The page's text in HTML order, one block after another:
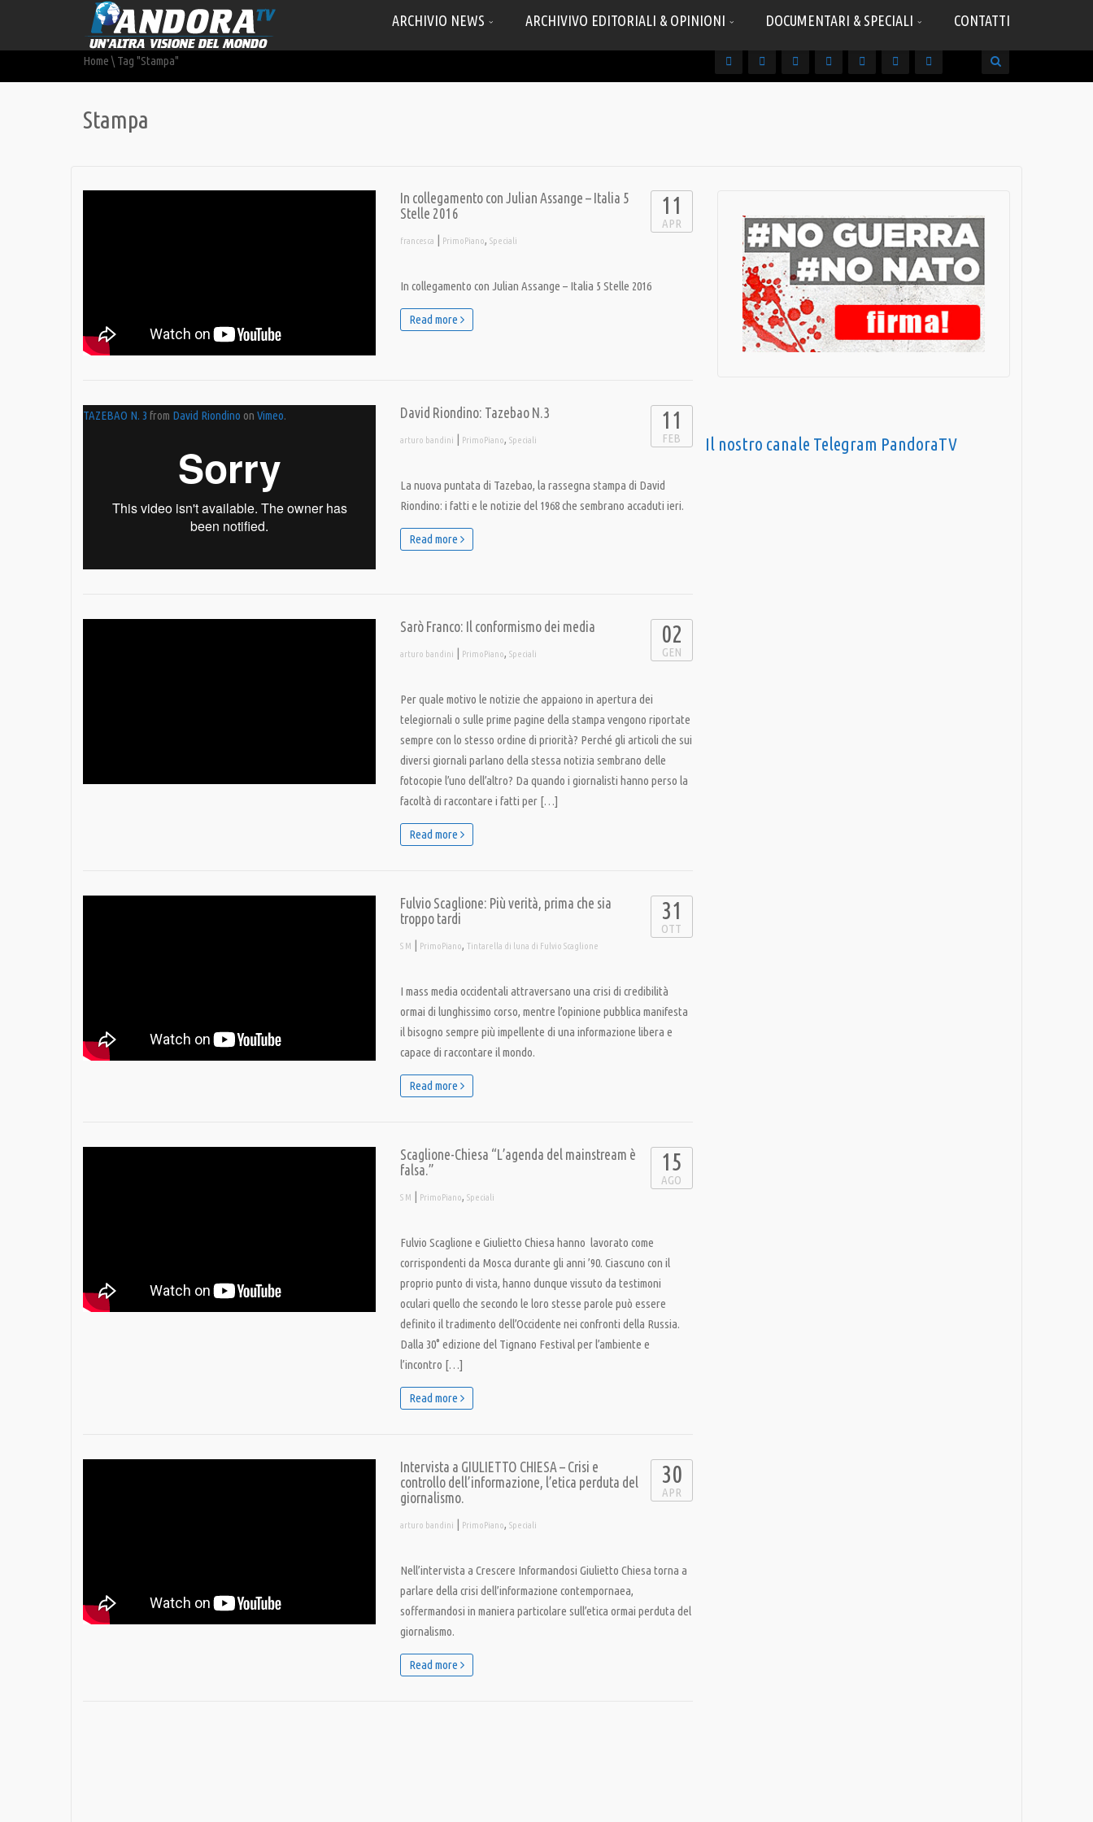
ARCHIVIO NEWS ARCHIVIVO EDITORIALI & OPINIONI DOCUMENTARI & SPECIALI CONTATTI
Home \ Tag "Stampa"
Stampa
In collegamento con Julian Assange – Italia 5
Stelle 2016
francesca | PrimoPiano, Speciali
11
APR
In collegamento con Julian Assange – Italia 5 Stelle 2016
Read more
TAZEBAO N. 3 from David Riondino on Vimeo. David Riondino: Tazebao N.3
arturo bandini | PrimoPiano, Speciali
11
FEB
La nuova puntata di Tazebao, la rassegna stampa di David
Riondino: i fatti e le notizie del 1968 che sembrano accaduti ieri.
Read more
Sarò Franco: Il conformismo dei media
arturo bandini | PrimoPiano, Speciali
02
GEN
Per quale motivo le notizie che appaiono in apertura dei
telegiornali o sulle prime pagine della stampa vengono riportate
sempre con lo stesso ordine di priorità? Perché gli articoli che sui
diversi giornali parlano della stessa notizia sembrano delle
fotocopie l’uno dell’altro? Da quando i giornalisti hanno perso la
facoltà di raccontare i fatti per […]
Read more
Fulvio Scaglione: Più verità, prima che sia
troppo tardi
S M | PrimoPiano, Tintarella di luna di Fulvio Scaglione
31
OTT
I mass media occidentali attraversano una crisi di credibilità
ormai di lunghissimo corso, mentre l’opinione pubblica manifesta
il bisogno sempre più impellente di una informazione libera e
capace di raccontare il mondo.
Read more
Scaglione-Chiesa “L’agenda del mainstream è
falsa.”
S M | PrimoPiano, Speciali
15
AGO
Fulvio Scaglione e Giulietto Chiesa hanno lavorato come
corrispondenti da Mosca durante gli anni ’90. Ciascuno con il
proprio punto di vista, hanno dunque vissuto da testimoni
oculari quello che secondo le loro stesse parole può essere
definito il tradimento dell’Occidente nei confronti della Russia.
Dalla 30° edizione del Tignano Festival per l’ambiente e
l’incontro […]
Read more
Intervista a GIULIETTO CHIESA – Crisi e
controllo dell’informazione, l’etica perduta del
giornalismo.
arturo bandini | PrimoPiano, Speciali
30
APR
Nell’intervista a Crescere Informandosi Giulietto Chiesa torna a
parlare della crisi dell’informazione contempornaea,
soffermandosi in maniera particolare sull’etica ormai perduta del
giornalismo.
Read more
Il nostro canale Telegram PandoraTV